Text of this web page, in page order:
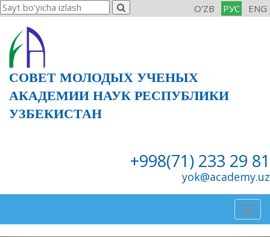
O'ZB РУС ENG
СОВЕТ МОЛОДЫХ УЧЕНЫХ
АКАДЕМИИ НАУК РЕСПУБЛИКИ
УЗБЕКИСТАН
+998(71) 233 29 81
yok@academy.uz